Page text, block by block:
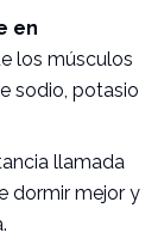
en
los músculos
sodio, potasio
llamada
dormir mejor y